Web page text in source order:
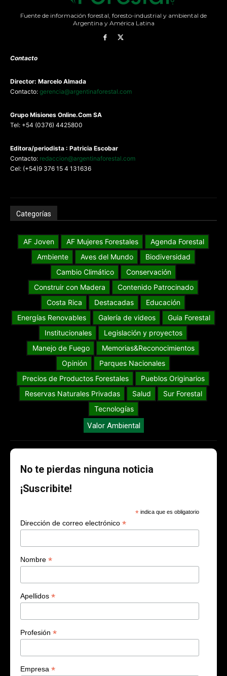
Fuente de información forestal, foresto-industrial y ambiental de
Argentina y América Latina
Contacto
Director: Marcelo Almada
Contacto: gerencia@argentinaforestal.com
Grupo Misiones Online.Com SA
Tel: +54 (0376) 4425800
Editora/periodista : Patricia Escobar
Contacto: redaccion@argentinaforestal.com
Cel: (+54)9 376 15 4 131636
Categorías
AF Joven AF Mujeres Forestales
Agenda Forestal
Ambiente
Aves del Mundo
Biodiversidad
Cambio Climático
Conservación
Construir con Madera
Contenido Patrocinado
Costa Rica
Destacadas
Educación
Energías Renovables
Galería de videos
Guia Forestal
Institucionales
Legislación y proyectos
Manejo de Fuego
Memorias&Reconocimientos
Opinión
Parques Nacionales
Precios de Productos Forestales
Pueblos Originarios
Reservas Naturales Privadas
Salud
Sur Forestal
Tecnologías
Valor Ambiental
No te pierdas ninguna noticia
¡Suscribite!
* indica que es obligatorio
Dirección de correo electrónico *
Nombre *
Apellidos *
Profesión *
Empresa *